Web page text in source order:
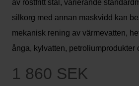
av rostfritt stål, varierande
silkorg med annan maskvidd kan
mekanisk rening av värmevatten,
ånga, kylvatten, petroliumprodukter
1 860 SEK